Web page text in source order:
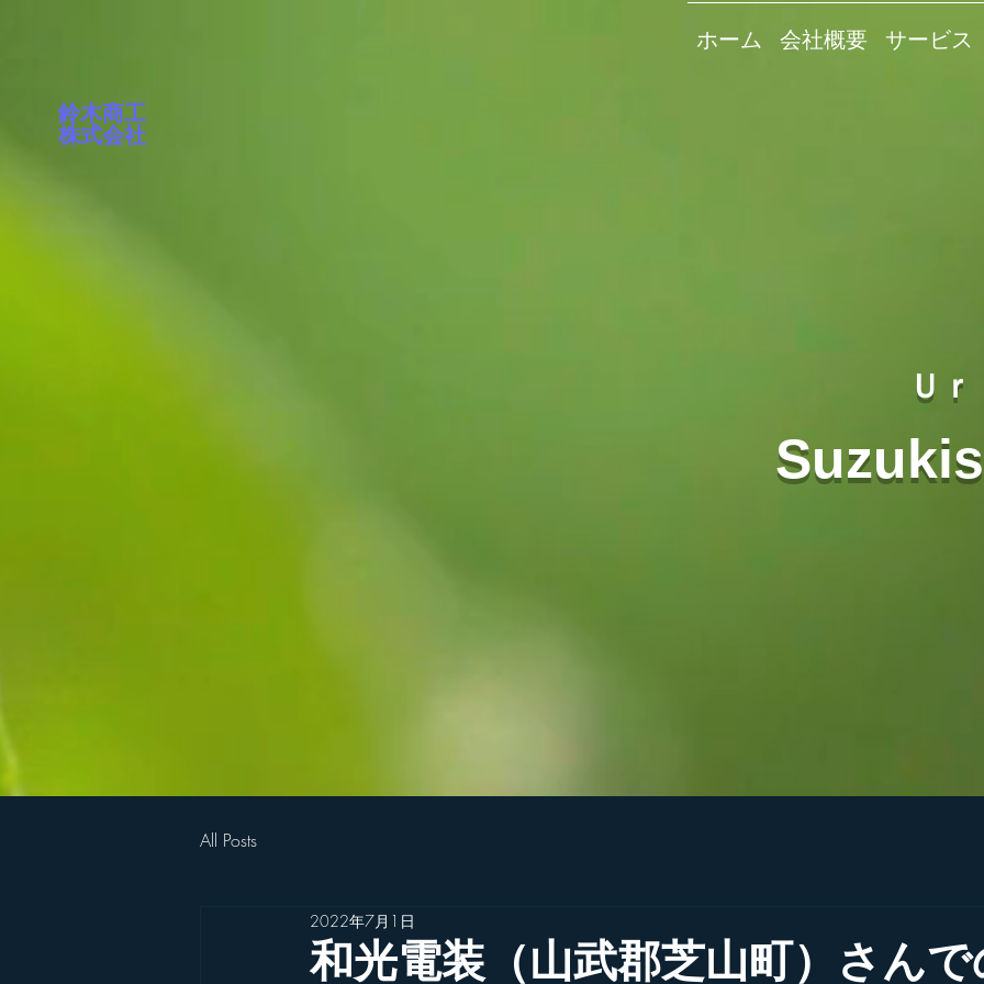
鈴木商工
株式会社
ホーム 会社概要 サービス
Ｕ
All Posts
和光電装（山武郡芝山町）さん
2022年7月1日